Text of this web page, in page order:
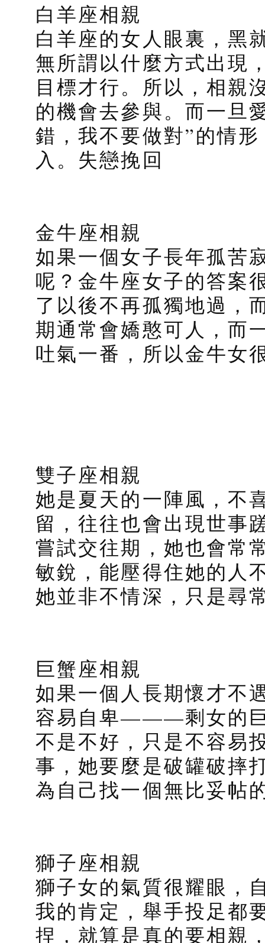
白羊座相親
白羊座的女人眼裏，黑
無所謂以什麼方式出現
目標才行。所以，相親
的機會去參與。而一旦
錯，我不要做對”的情
入。失戀挽回
金牛座相親
如果一個女子長年孤苦
呢？金牛座女子的答案
了以後不再孤獨地過，
期通常會嬌憨可人，而
吐氣一番，所以金牛女
雙子座相親
她是夏天的一陣風，不
留，往往也會出現世事
嘗試交往期，她也會常
敏銳，能壓得住她的人
她並非不情深，只是尋
巨蟹座相親
如果一個人長期懷才不
容易自卑———剩女的
不是不好，只是不容易
事，她要麼是破罐破摔
為自己找一個無比妥帖
獅子座相親
獅子女的氣質很耀眼，
我的肯定，舉手投足都
捏，就算是真的要相親